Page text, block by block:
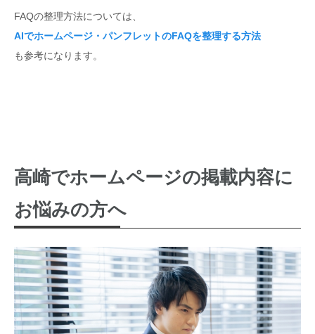
FAQの整理方法については、
AIでホームページ・パンフレットのFAQを整理する方法
も参考になります。
高崎でホームページの掲載内容に
お悩みの方へ